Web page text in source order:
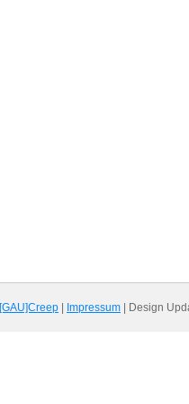
[GAU]Creep Impressum | Design